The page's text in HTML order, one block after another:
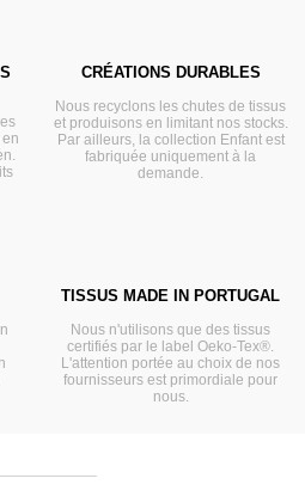
CRÉATIONS DURABLES
Nous recyclons les chutes de tissus
et produisons en limitant nos stocks.
Par ailleurs, la collection Enfant est
fabriquée uniquement à la
demande.
TISSUS MADE IN PORTUGAL
Nous n'utilisons que des tissus
certifiés par le label Oeko-Tex®.
L'attention portée au choix de nos
fournisseurs est primordiale pour
nous.